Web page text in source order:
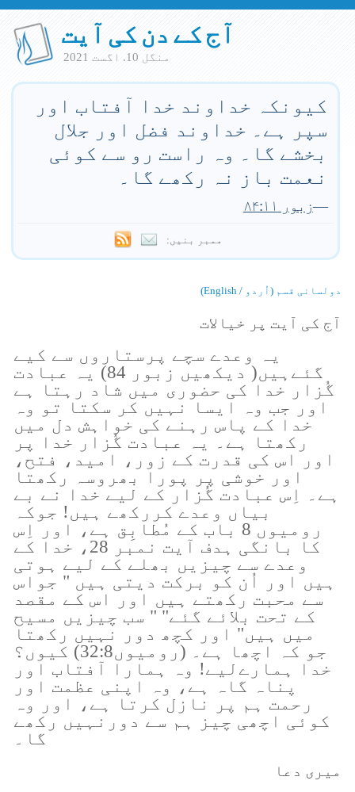
آج کے دن کی آیت
منگل 10. اگست 2021
کیونکہ خداوند خدا آفتاب اور
سپر ہے۔ خداوند فضل اور جلال
بخشے گا۔ وہ راست رو سے کوئی
نعمت باز نہ رکھے گا۔
—زبور ۸۴:۱۱
ممبر بنیں:
دولسانی قسم (اُردو / English)
آج کی آیت پر خیالات
یہ وعدے سچے پرستاروں سے کیے
گئےہیں( دیکھیں زبور 84) یہ عبادت
گُزار خدا کی حضوری میں شاد رہتا ہے
اور جب وہ ایسا نہیں کر سکتا تو وہ
خدا کے پاس رہنے کی خواہش دل میں
رکھتا ہے۔ یہ عبادت گُزار خدا پر
اور اس کی قدرت کے زور، امید، فتح،
اور خوشی پر پورا بھروسہ رکھتا
ہے۔ اِس عبادت گُزار کے لیے خدا نے بے
بیاں وعدے کررکھے ہیں! جوکہ
رومیوں 8 باب کے مُطابِق ہے، اور اِس
کا بانگی ہدف آیت نمبر 28، خدا کے
وعدے سے چیزیں بھلے کے لیے ہوتی
ہیں اور اُن کو برکت دیتی ہیں " جواس
سے محبت رکھتے ہیں اور اس کے مقصد
کے تحت بلائے گئے" " سب چیزیں مسیح
میں ہیں" اور کچھ دور نہیں رکھتا
جو کہ اچھا ہے۔ (رومیوں32:8) کیوں؟
خدا ہمارےلیے! وہ ہمارا آفتاب اور
پناہ گاہ ہے، وہ اپنی عظمت اور
رحمت ہم پر نازل کرتا ہے، اور وہ
کوئی اچھی چیز ہم سے دورنہیں رکھے
گا۔
میری دعا